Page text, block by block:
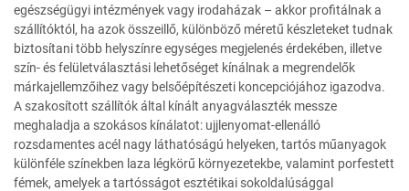
egészségügyi intézmények vagy irodaházak – akkor profitálnak a
szállítóktól, ha azok összeillő, különböző méretű készleteket tudnak
biztosítani több helyszínre egységes megjelenés érdekében, illetve
szín- és felületválasztási lehetőséget kínálnak a megrendelők
márkajellemzőihez vagy belsőépítészeti koncepciójához igazodva.
A szakosított szállítók által kínált anyagválaszték messze
meghaladja a szokásos kínálatot: ujjlenyomat-ellenálló
rozsdamentes acél nagy láthatóságú helyeken, tartós műanyagok
különféle színekben laza légkörű környezetekbe, valamint porfestett
fémek, amelyek a tartósságot esztétikai sokoldalúsággal